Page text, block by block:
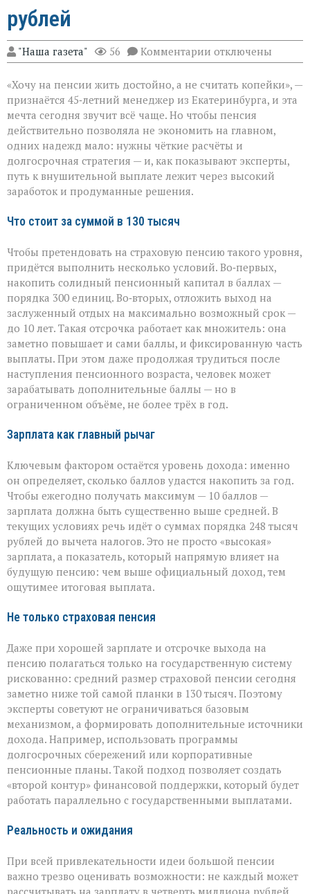
рублей
"Наша газета" 56 Комментарии к
записи
мечты:
что
нужно,
чтобы
получать
130
тысяч
рублей
отключены
«Хочу на пенсии жить достойно, а не считать копейки», —
признаётся 45‑летний менеджер из Екатеринбурга, и эта
мечта сегодня звучит всё чаще. Но чтобы пенсия
действительно позволяла не экономить на главном,
одних надежд мало: нужны чёткие расчёты и
долгосрочная стратегия — и, как показывают эксперты,
путь к внушительной выплате лежит через высокий
заработок и продуманные решения.
Что стоит за суммой в 130 тысяч
Чтобы претендовать на страховую пенсию такого уровня,
придётся выполнить несколько условий. Во‑первых,
накопить солидный пенсионный капитал в баллах —
порядка 300 единиц. Во‑вторых, отложить выход на
заслуженный отдых на максимально возможный срок —
до 10 лет. Такая отсрочка работает как множитель: она
заметно повышает и сами баллы, и фиксированную часть
выплаты. При этом даже продолжая трудиться после
наступления пенсионного возраста, человек может
зарабатывать дополнительные баллы — но в
ограниченном объёме, не более трёх в год.
Зарплата как главный рычаг
Ключевым фактором остаётся уровень дохода: именно
он определяет, сколько баллов удастся накопить за год.
Чтобы ежегодно получать максимум — 10 баллов —
зарплата должна быть существенно выше средней. В
текущих условиях речь идёт о суммах порядка 248 тысяч
рублей до вычета налогов. Это не просто «высокая»
зарплата, а показатель, который напрямую влияет на
будущую пенсию: чем выше официальный доход, тем
ощутимее итоговая выплата.
Не только страховая пенсия
Даже при хорошей зарплате и отсрочке выхода на
пенсию полагаться только на государственную систему
рискованно: средний размер страховой пенсии сегодня
заметно ниже той самой планки в 130 тысяч. Поэтому
эксперты советуют не ограничиваться базовым
механизмом, а формировать дополнительные источники
дохода. Например, использовать программы
долгосрочных сбережений или корпоративные
пенсионные планы. Такой подход позволяет создать
«второй контур» финансовой поддержки, который будет
работать параллельно с государственными выплатами.
Реальность и ожидания
При всей привлекательности идеи большой пенсии
важно трезво оценивать возможности: не каждый может